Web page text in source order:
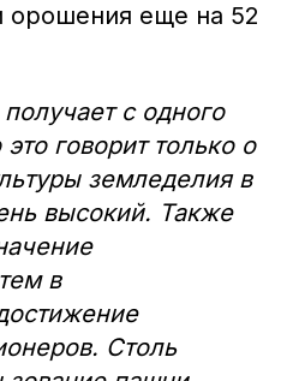
орошения еще на 52
с одного
говорит только о
земледелия в
высокий. Также
в
Столь